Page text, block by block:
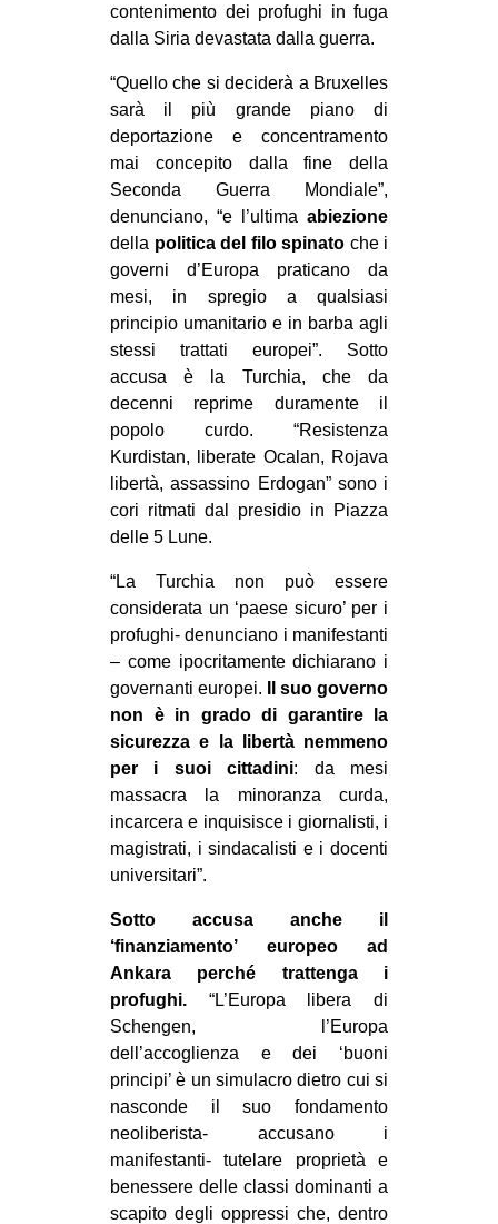
GENERI
PRECARIATO
REPRESSIONE
STUDENTI
CULTURE
ARTE
CINEMA
MANIFESTI
RECENSIONI
INTERNAZIONALE
AFRICA
AMERICHE
EUROPA
MEDIO ORIENTE
EVENTI
in
Fb
bsky
SEARCH
contenimento dei profughi in fuga
dalla Siria devastata dalla guerra.
“Quello che si deciderà a Bruxelles
sarà il più grande piano di
deportazione e concentramento
mai concepito dalla fine della
Seconda Guerra Mondiale”,
denunciano, “e l’ultima abiezione
della politica del filo spinato che i
governi d’Europa praticano da
mesi, in spregio a qualsiasi
principio umanitario e in barba agli
stessi trattati europei”. Sotto
accusa è la Turchia, che da
decenni reprime duramente il
popolo curdo. “Resistenza
Kurdistan, liberate Ocalan, Rojava
libertà, assassino Erdogan” sono i
cori ritmati dal presidio in Piazza
delle 5 Lune.
“La Turchia non può essere
considerata un ‘paese sicuro’ per i
profughi- denunciano i manifestanti
– come ipocritamente dichiarano i
governanti europei. Il suo governo
non è in grado di garantire la
sicurezza e la libertà nemmeno
per i suoi cittadini: da mesi
massacra la minoranza curda,
incarcera e inquisisce i giornalisti, i
magistrati, i sindacalisti e i docenti
universitari”.
Sotto accusa anche il
‘finanziamento’ europeo ad
Ankara perché trattenga i
profughi. “L’Europa libera di
Schengen, l’Europa
dell’accoglienza e dei ‘buoni
principi’ è un simulacro dietro cui si
nasconde il suo fondamento
neoliberista- accusano i
manifestanti- tutelare proprietà e
benessere delle classi dominanti a
scapito degli oppressi che, dentro